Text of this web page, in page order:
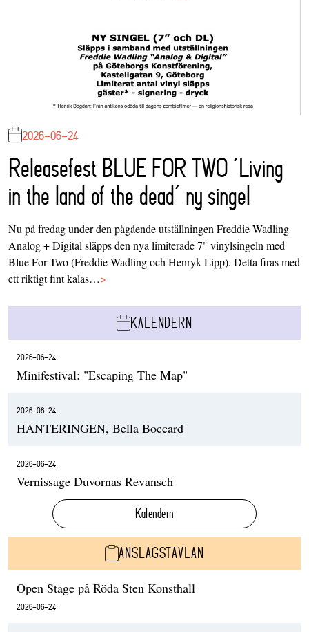
2026-06-24
Releasefest BLUE FOR TWO ‘Living
in the land of the dead’ ny singel
Nu på fredag under den pågående utställningen Freddie Wadling
Analog + Digital släpps den nya limiterade 7" vinylsingeln med
Blue For Two (Freddie Wadling och Henryk Lipp). Detta firas med
ett riktigt fint kalas…>
KALENDERN
2026-06-24
Minifestival: "Escaping The Map"
2026-06-24
HANTERINGEN, Bella Boccard
2026-06-24
Vernissage Duvornas Revansch
Kalendern
ANSLAGSTAVLAN
Open Stage på Röda Sten Konsthall
2026-06-24